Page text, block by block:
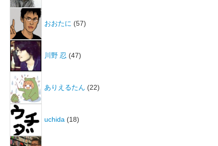
おおたに (57)
川野 忍 (47)
ありえるたん (22)
uchida (18)